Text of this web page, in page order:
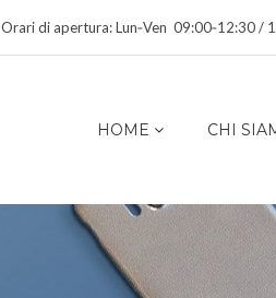
Orari di apertura: Lun‑Ven 09:00‑12:30 /
HOME CHI